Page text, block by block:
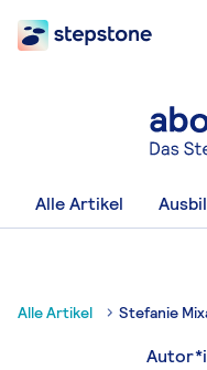
Alle Artikel
Alle Artikel Stefanie